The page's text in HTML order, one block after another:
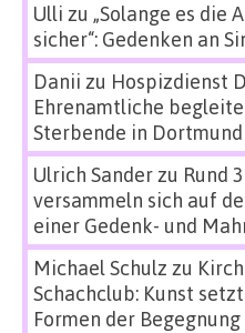
Ulli zu „Solange es die
sicher“: Gedenken an
Danii zu Hospizdienst
Ehrenamtliche
Sterbende in Dortmund
Ulrich Sanderzu Rund
versammeln sich auf
einer Gedenk- und
Michael Schulz zu
Schachclub: Kunst
Formen der Begegnung